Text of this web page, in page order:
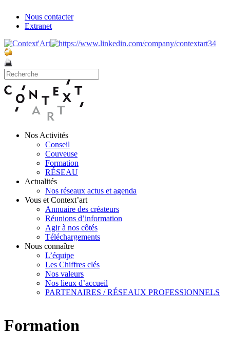
Nous contacter
Extranet
Nos Activités
Conseil
Couveuse
Formation
RÉSEAU
Actualités
Nos réseaux actus et agenda
Vous et Context’art
Annuaire des créateurs
Réunions d’information
Agir à nos côtés
Téléchargements
Nous connaître
L’équipe
Les Chiffres clés
Nos valeurs
Nos lieux d’accueil
PARTENAIRES / RÉSEAUX PROFESSIONNELS
Formation